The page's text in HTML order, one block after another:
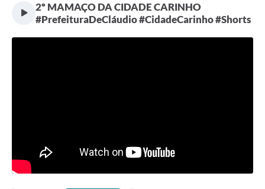
2º MAMAÇO DA CIDADE CARINHO
#PrefeituraDeCláudio #CidadeCarinho #Shorts